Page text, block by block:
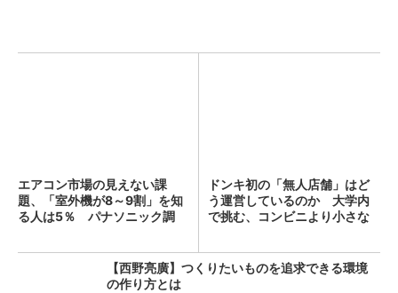
エアコン市場の見えない課
題、「室外機が8～9割」を知
る人は5％ パナソニック調
ドンキ初の「無人店舗」はど
う運営しているのか 大学内
で挑む、コンビニより小さな
【西野亮廣】つくりたいものを追求できる環境
の作り方とは